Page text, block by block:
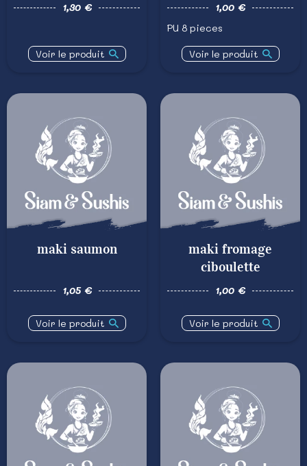
1,30 €
Voir le produit
1,00 €
PU 8 pieces
Voir le produit
maki saumon
1,05 €
Voir le produit
maki fromage
ciboulette
1,00 €
Voir le produit